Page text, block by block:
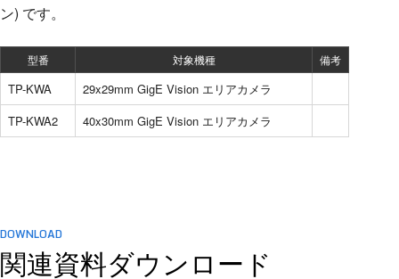
ン) です。
型番 対象機種 備考
TP-KWA
29x29mm GigE Vision エリアカメラ
TP-KWA2
40x30mm GigE Vision エリアカメラ
DOWNLOAD
関連資料ダウンロード